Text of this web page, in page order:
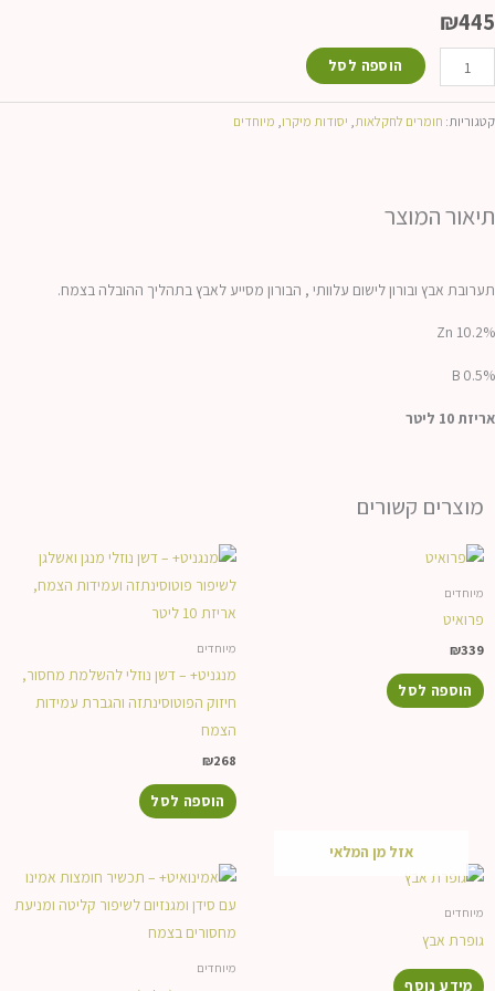
₪445
כמות
של
אינטבץ
הוספה לסל
קטגוריות: חומרים לחקלאות, יסודות מיקרו, מיוחדים
תיאור המוצר
תערובת אבץ ובורון לישום עלוותי , הבורון מסייע לאבץ בתהליך ההובלה בצמח.
Zn 10.2%
B 0.5%
אריזת 10 ליטר
מוצרים קשורים
מיוחדים
פרואיט
₪339
הוספה לסל
מיוחדים
מנגניט+ – דשן נוזלי להשלמת מחסור,
חיזוק הפוטוסינתזה והגברת עמידות
הצמח
₪268
הוספה לסל
אזל מן המלאי
מיוחדים
גופרת אבץ
מידע נוסף
מיוחדים